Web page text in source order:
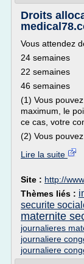
Droits
Vous attendez
24 semaines
22 semaines
46 semaines
(1) Vous
maximum, le
ce cas, votre
(2) Vous pouvez
Lire la suite
Site : http://
Thèmes liés :
securite
maternite
journalieres
journaliere
journaliere